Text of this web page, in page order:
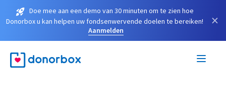
Doe mee aan een demo van 30 minuten om te zien hoe
Donorbox u kan helpen uw fondsenwervende doelen te bereiken!
Aanmelden
×